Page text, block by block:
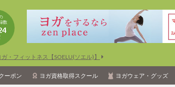
数
・フィットネス【SOELU(ソエル)】
ーポン ヨガ資格取得スクール ヨガウェア・グッズ